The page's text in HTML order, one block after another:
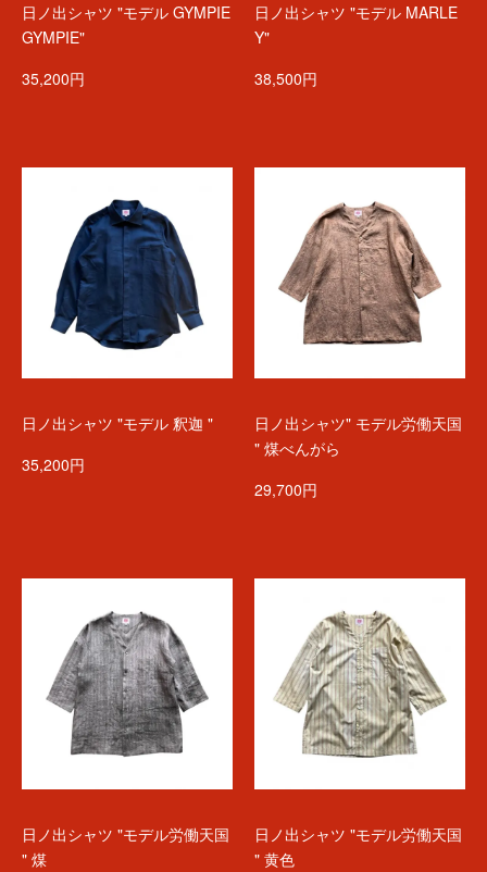
日ノ出シャツ "モデル GYMPIE
GYMPIE"
35,200円
日ノ出シャツ "モデル MARLE
Y"
38,500円
日ノ出シャツ "モデル 釈迦 "
35,200円
日ノ出シャツ" モデル労働天国
" 煤べんがら
29,700円
日ノ出シャツ "モデル労働天国
" 煤
日ノ出シャツ "モデル労働天国
" 黄色